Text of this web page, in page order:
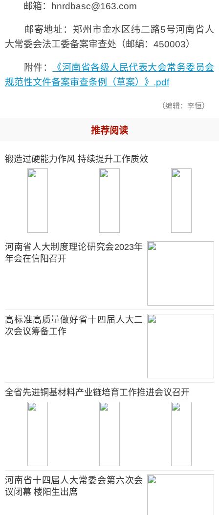
邮箱：hnrdbasc@163.com
邮寄地址：郑州市金水区纬二路5号河南省人
大常委会法工委备案审查处（邮编：450003）
附件：
《河南省各级人民代表大会常务委员会
规范性文件备案审查条例（草案）》.pdf
（编辑：李恒）
推荐阅读
锻造过硬能力作风 持续提升工作质效
河南省人大制度理论研究会2023年
年会在信阳召开
高标准高质量做好省十四届人大二
次会议筹备工作
全省先进铜基材料产业链培育工作推进会议召开
河南省十四届人大常委会第六次会
议闭幕 楼阳生出席